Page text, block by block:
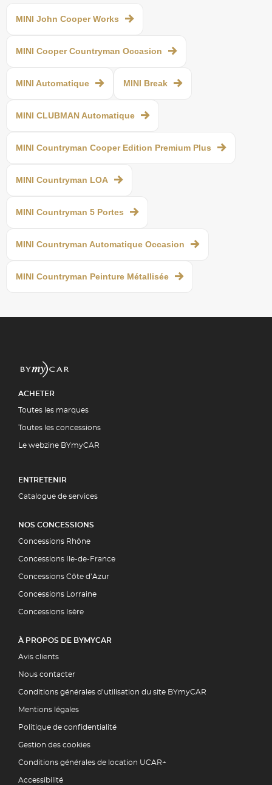
MINI John Cooper Works
MINI Cooper Countryman Occasion
MINI Automatique MINI Break
MINI CLUBMAN Automatique
MINI Countryman Cooper Edition Premium Plus
MINI Countryman LOA
MINI Countryman 5 Portes
MINI Countryman Automatique Occasion
MINI Countryman Peinture Métallisée
ACHETER
Toutes les marques
Toutes les concessions
Le webzine BYmyCAR
ENTRETENIR
Catalogue de services
NOS CONCESSIONS
Concessions Rhône
Concessions Ile-de-France
Concessions Côte d’Azur
Concessions Lorraine
Concessions Isère
À PROPOS DE BYMYCAR
Avis clients
Nous contacter
Conditions générales d’utilisation du site BYmyCAR
Mentions légales
Politique de confidentialité
Gestion des cookies
Conditions générales de location UCAR+
Accessibilité